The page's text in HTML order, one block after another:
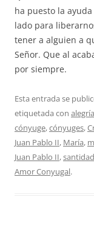
ha puesto la
lado para
tener a alguien a
Señor. Que al
por siempre.
Esta entrada se
etiquetada con alegría
cónyuge,cónyuges,
Juan Pablo II, María,
Juan Pablo II,santidad
Amor Conyugal.